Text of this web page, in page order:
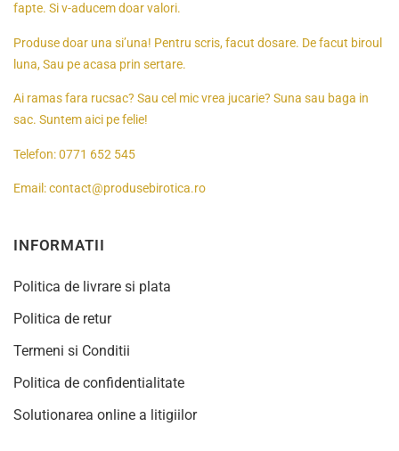
fapte. Si v-aducem doar valori.
Produse doar una si’una! Pentru scris, facut dosare. De facut biroul
luna, Sau pe acasa prin sertare.
Ai ramas fara rucsac? Sau cel mic vrea jucarie? Suna sau baga in
sac. Suntem aici pe felie!
Telefon:0771 652 545
Email:contact@produsebirotica.ro
INFORMATII
Politica de livrare si plata
Politica de retur
Termeni si Conditii
Politica de confidentialitate
Solutionarea online a litigiilor